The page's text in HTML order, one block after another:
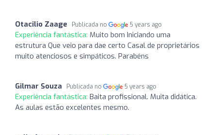
Otacilio Zaage Publicada no 5 years ago
Experiência fantástica: Muito bom Iniciando uma
estrutura Que veio para dae certo Casal de proprietários
muito atenciosos e simpáticos. Parabéns
Gilmar Souza Publicada no 5 years ago
Experiência fantástica: Baita profissional. Muita didática.
As aulas estão excelentes mesmo.